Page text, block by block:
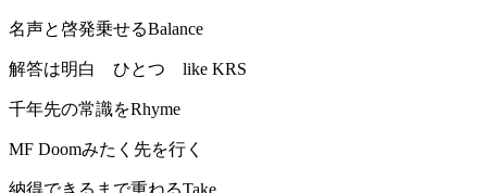
名声と啓発乗せるBalance
解答は明白 ひとつ like KRS
千年先の常識をRhyme
MF Doomみたく先を行く